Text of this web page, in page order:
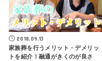
2018.09.13
家族葬を行うメリット・デメリッ
トを紹介！融通がきくのが良さ